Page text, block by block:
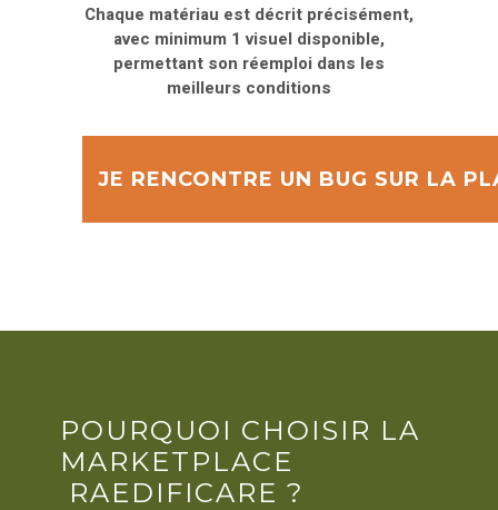
Chaque matériau est décrit précisément,
avec minimum 1 visuel disponible,
permettant son réemploi dans les
meilleurs conditions
JE RENCONTRE UN BUG SUR LA
POURQUOI CHOISIR LA
MARKETPLACE
RAEDIFICARE ?